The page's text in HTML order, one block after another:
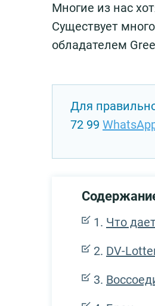
Многие из нас
Существует
обладателем
Для
72 99
Что
DV-